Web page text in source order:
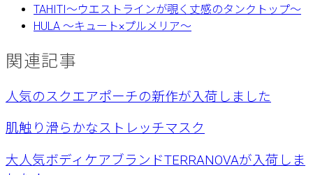
TAHITI〜ウエストラインが覗く丈感のタンクトップ〜
HULA 〜キュート×プルメリア〜
関連記事
人気のスクエアポーチの新作が入荷しました
肌触り滑らかなストレッチマスク
大人気ボディケアブランドTERRANOVAが入荷しま